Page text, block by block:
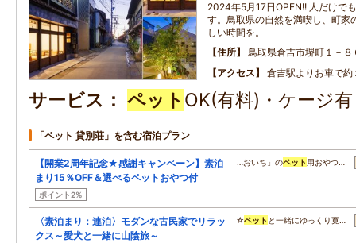
2024年5月17日OPEN!! 人だけでも
す。鳥取県の自然を満喫し、町家
しい時間を。
住所
鳥取県倉吉市堺町１－８
アクセス
倉吉駅よりお車で約
サービス ペット OK(有料)・ケージ
「ペット 貸別荘」を含む宿泊プラン
【開業2周年記念★感謝キャンペーン】素泊
まり15％OFF＆選べるペットおやつ付
ポイント2%
…おいち」のペット 用おやつ…
〈素泊まり：連泊〉モダンな古民家でリラッ
クス～愛犬と一緒に山陰旅～
☆ペット と一緒にゆっくり寛…